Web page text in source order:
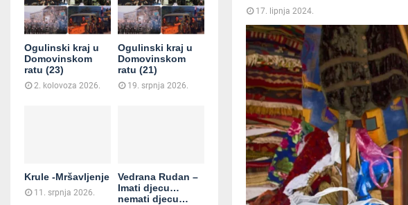
17. lipnja 2024.
Ogulinski kraj u
Domovinskom
ratu (23)
2. kolovoza 2026.
Ogulinski kraj u
Domovinskom
ratu (21)
19. srpnja 2026.
Krule -Mršavljenje
11. srpnja 2026.
Vedrana Rudan –
Imati djecu…
nemati djecu…